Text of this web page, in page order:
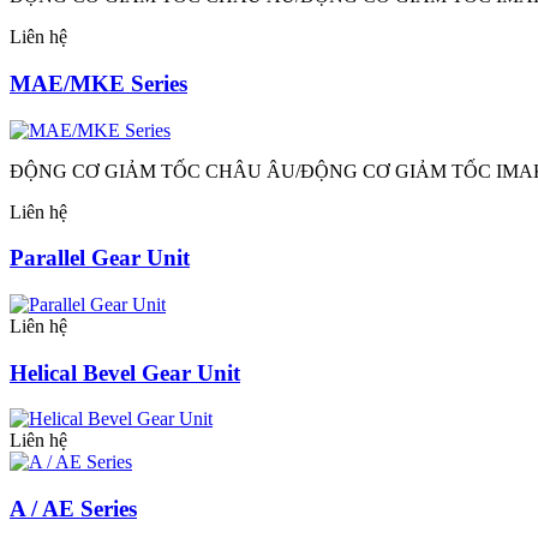
Liên hệ
MAE/MKE Series
ĐỘNG CƠ GIẢM TỐC CHÂU ÂU/ĐỘNG CƠ GIẢM TỐC
Liên hệ
Parallel Gear Unit
Liên hệ
Helical Bevel Gear Unit
Liên hệ
A / AE Series